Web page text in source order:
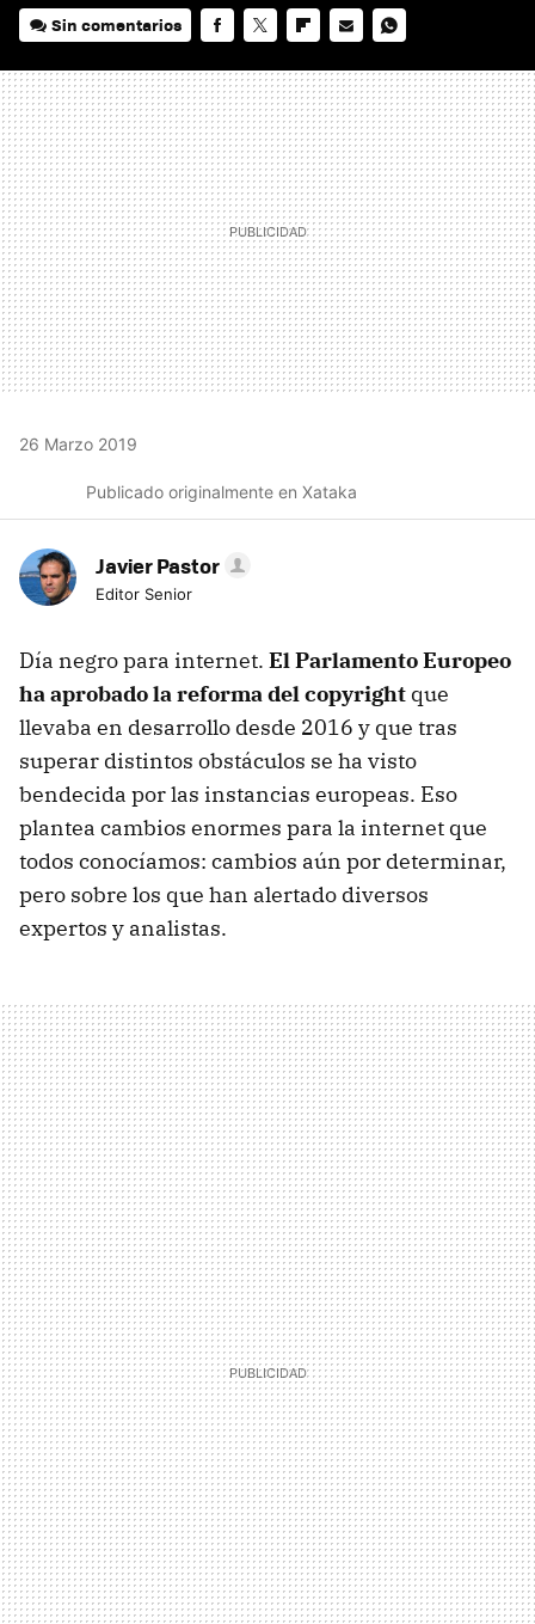
Sin comentarios
MAIL
26 Marzo 2019
Publicado originalmente en Xataka
Javier Pastor
Editor Senior
Día negro para internet. El Parlamento Europeo
ha aprobado la reforma del copyright que
llevaba en desarrollo desde 2016 y que tras
superar distintos obstáculos se ha visto
bendecida por las instancias europeas. Eso
plantea cambios enormes para la internet que
todos conocíamos: cambios aún por determinar,
pero sobre los que han alertado diversos
expertos y analistas.